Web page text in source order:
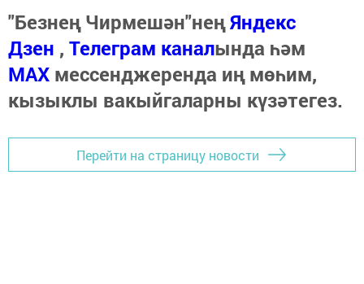
"Безнең Чирмешән"неңЯндекс
Дзен , Телеграм каналында һәм
МАХ мессенджеренда иң мөһим,
кызыклы вакыйгаларны күзәтегез.
Перейти на страницу новости